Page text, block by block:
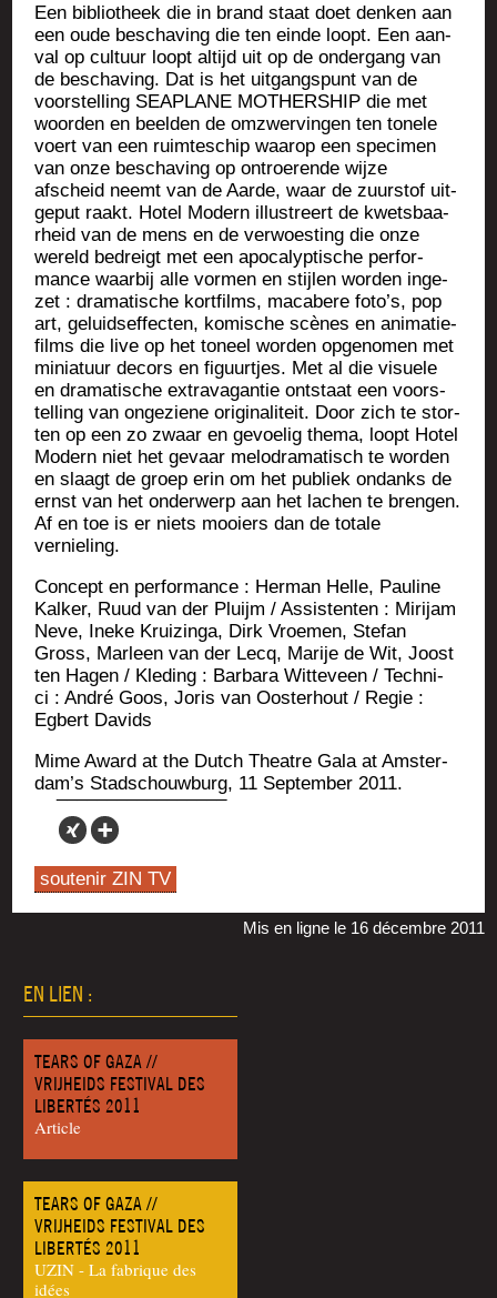
EN LIEN :
TEARS OF GAZA //
VRIJHEIDS FESTIVAL DES
LIBERTÉS 2011
Article
TEARS OF GAZA //
VRIJHEIDS FESTIVAL DES
LIBERTÉS 2011
UZIN - La fabrique des
idées
Een biblio­theek die in brand staat doet den­ken aan
een oude bes­cha­ving die ten einde loopt. Een aan­
val op cultuur loopt alti­jd uit op de onder­gang van
de bes­cha­ving. Dat is het uit­gang­spunt van de
voors­tel­ling SEAPLANE MOTHERSHIP die met
woor­den en beel­den de omz­wer­vin­gen ten tonele
voert van een ruim­tes­chip waa­rop een spe­ci­men
van onze bes­cha­ving op ontroe­rende wijze
afscheid neemt van de Aarde, waar de zuurs­tof uit­
ge­put raakt. Hotel Modern illus­treert de kwets­baa­
rheid van de mens en de ver­woes­ting die onze
wereld bedreigt met een apo­ca­lyp­tische per­for­
mance waar­bij alle vor­men en sti­j­len wor­den inge­
zet : dra­ma­tische kort­films, maca­bere foto’s, pop
art, geluid­sef­fec­ten, komische scènes en ani­ma­tie­
films die live op het toneel wor­den opge­no­men met
minia­tuur decors en figuurtjes. Met al die visuele
en dra­ma­tische extra­va­gan­tie onts­taat een voors­
tel­ling van onge­ziene ori­gi­na­li­teit. Door zich te stor­
ten op een zo zwaar en gevoe­lig the­ma, loopt Hotel
Modern niet het gevaar melo­dra­ma­tisch te wor­den
en slaagt de groep erin om het publiek ondanks de
ernst van het onder­werp aan het lachen te bren­gen.
Af en toe is er niets mooiers dan de totale
vernieling.
Concept en per­for­mance : Her­man Helle, Pau­line
Kal­ker, Ruud van der Plui­jm / Assis­ten­ten : Miri­jam
Neve, Ineke Krui­zin­ga, Dirk Vroe­men, Ste­fan
Gross, Mar­leen van der Lecq, Marije de Wit, Joost
ten Hagen / Kle­ding : Bar­ba­ra Wit­te­veen / Tech­ni­
ci : André Goos, Joris van Oos­te­rhout / Regie :
Egbert Davids
Mime Award at the Dutch Theatre Gala at Amster­
dam’s Stad­schouw­burg, 11 Sep­tem­ber 2011.
soutenir ZIN TV
Mis en ligne le 16 décembre 2011